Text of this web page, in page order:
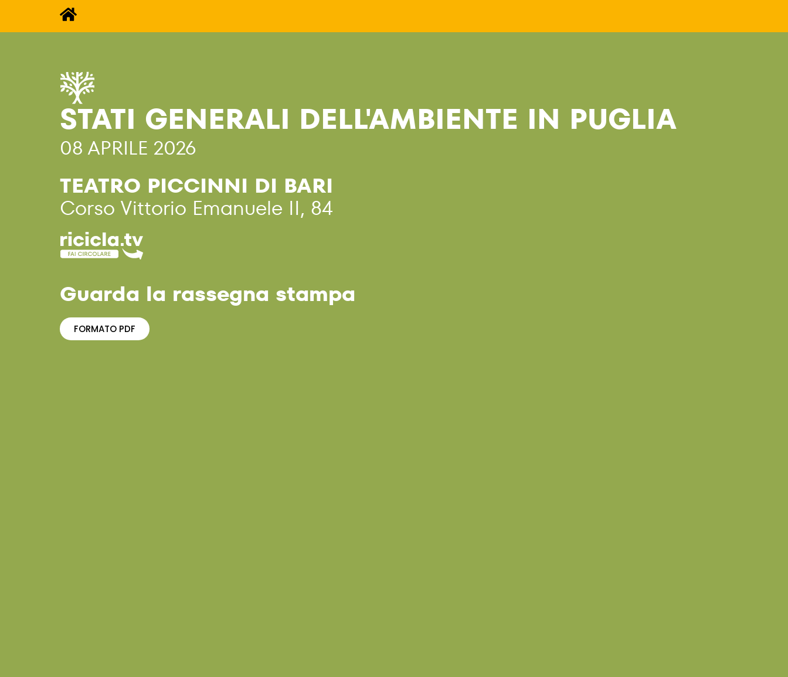
STATI GENERALI DELL'AMBIENTE IN PUGLIA
08 APRILE 2026
TEATRO PICCINNI DI BARI
Corso Vittorio Emanuele II, 84
Guarda la rassegna stampa
FORMATO PDF